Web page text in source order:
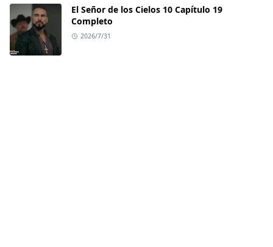
El Señor de los Cielos 10 Capítulo 19
Completo
2026/7/31